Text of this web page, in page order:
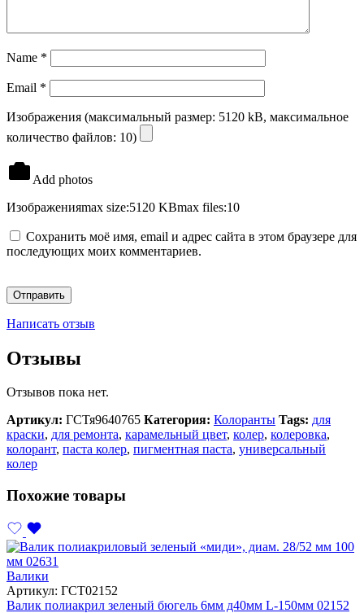
Name *
Email *
Изображения (максимальный размер: 5120 kB, максимальное
количество файлов: 10)
Add photos
Изображенияmax size:5120 KBmax files:10
Сохранить моё имя, email и адрес сайта в этом браузере для
последующих моих комментариев.
Написать отзыв
Отзывы
Отзывов пока нет.
Артикул: ГСТя9640765 Категория: Колоранты Tags: для
краски, для ремонта, карамельный цвет, колер, колеровка,
колорант, паста колер, пигментная паста, универсальный
колер
Похожие товары
Валики
Артикул: ГСТ02152
Валик полиакрил зеленый бюгель 6мм д40мм L-150мм 02152